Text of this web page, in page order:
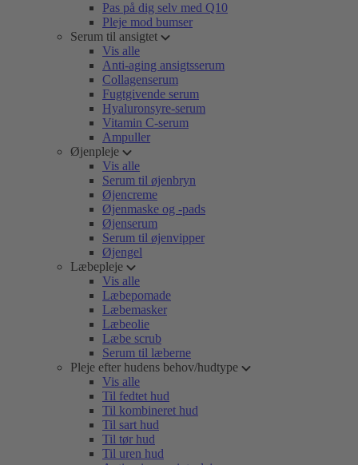
Pas på dig selv med Q10
Pleje mod bumser
Serum til ansigtet
Vis alle
Anti-aging ansigtsserum
Collagenserum
Fugtgivende serum
Hyaluronsyre-serum
Vitamin C-serum
Ampuller
Øjenpleje
Vis alle
Serum til øjenbryn
Øjencreme
Øjenmaske og -pads
Øjenserum
Serum til øjenvipper
Øjengel
Læbepleje
Vis alle
Læbepomade
Læbemasker
Læbeolie
Læbe scrub
Serum til læberne
Pleje efter hudens behov/hudtype
Vis alle
Til fedtet hud
Til kombineret hud
Til sart hud
Til tør hud
Til uren hud